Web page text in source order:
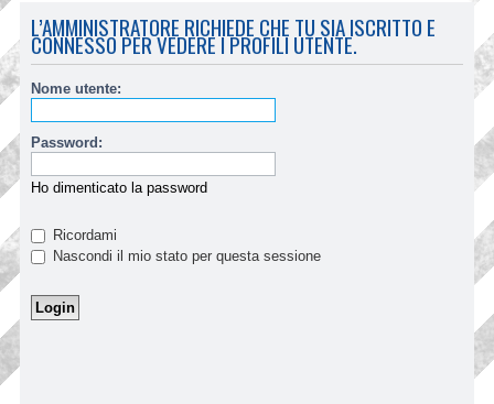
L’AMMINISTRATORE RICHIEDE CHE TU SIA ISCRITTO E
CONNESSO PER VEDERE I PROFILI UTENTE.
Nome utente:
Password:
Ho dimenticato la password
Ricordami
Nascondi il mio stato per questa sessione